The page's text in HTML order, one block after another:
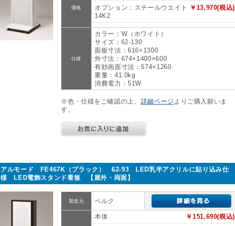
価格
￥13,970(税込)
オプション：スチールウエイト
14K2
仕様
カラー：W（ホワイト）
サイズ：62-130
面板寸法：616×1300
外寸法：674×1400×600
有効画面寸法：574×1260
重量：41.0kg
消費電力：51W
※色・仕様をご確認の上、 詳細ページ よりご購入願いま
す。
アルモード FE467K（ブラック） 62-93 LED乳半アクリルに貼り込み仕
様 LED電飾スタンド看板 【屋外・両面】
製造元 ベルク
￥151,690(税込)
本体